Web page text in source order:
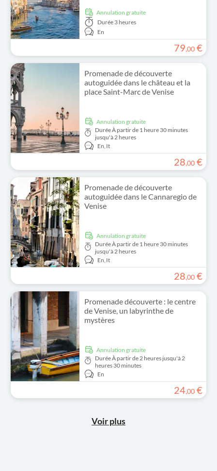
Annulation gratuite
Durée 3 heures
En
79,00 €
Promenade de découverte
autoguidée dans le château et la
place Saint-Marc de Venise
Annulation gratuite
DuréeÀ partir de 1 heure 30 minutes
jusqu'à 2 heures
En, It
28,00 €
Promenade de découverte
autoguidée dans le Cannaregio de
Venise
Annulation gratuite
DuréeÀ partir de 1 heure 30 minutes
jusqu'à 2 heures
En, It
28,00 €
Promenade découverte : le centre
de Venise, un labyrinthe de
mystères
Annulation gratuite
DuréeÀ partir de 2 heures jusqu'à 2
heures 30 minutes
En
24,00 €
Voir plus